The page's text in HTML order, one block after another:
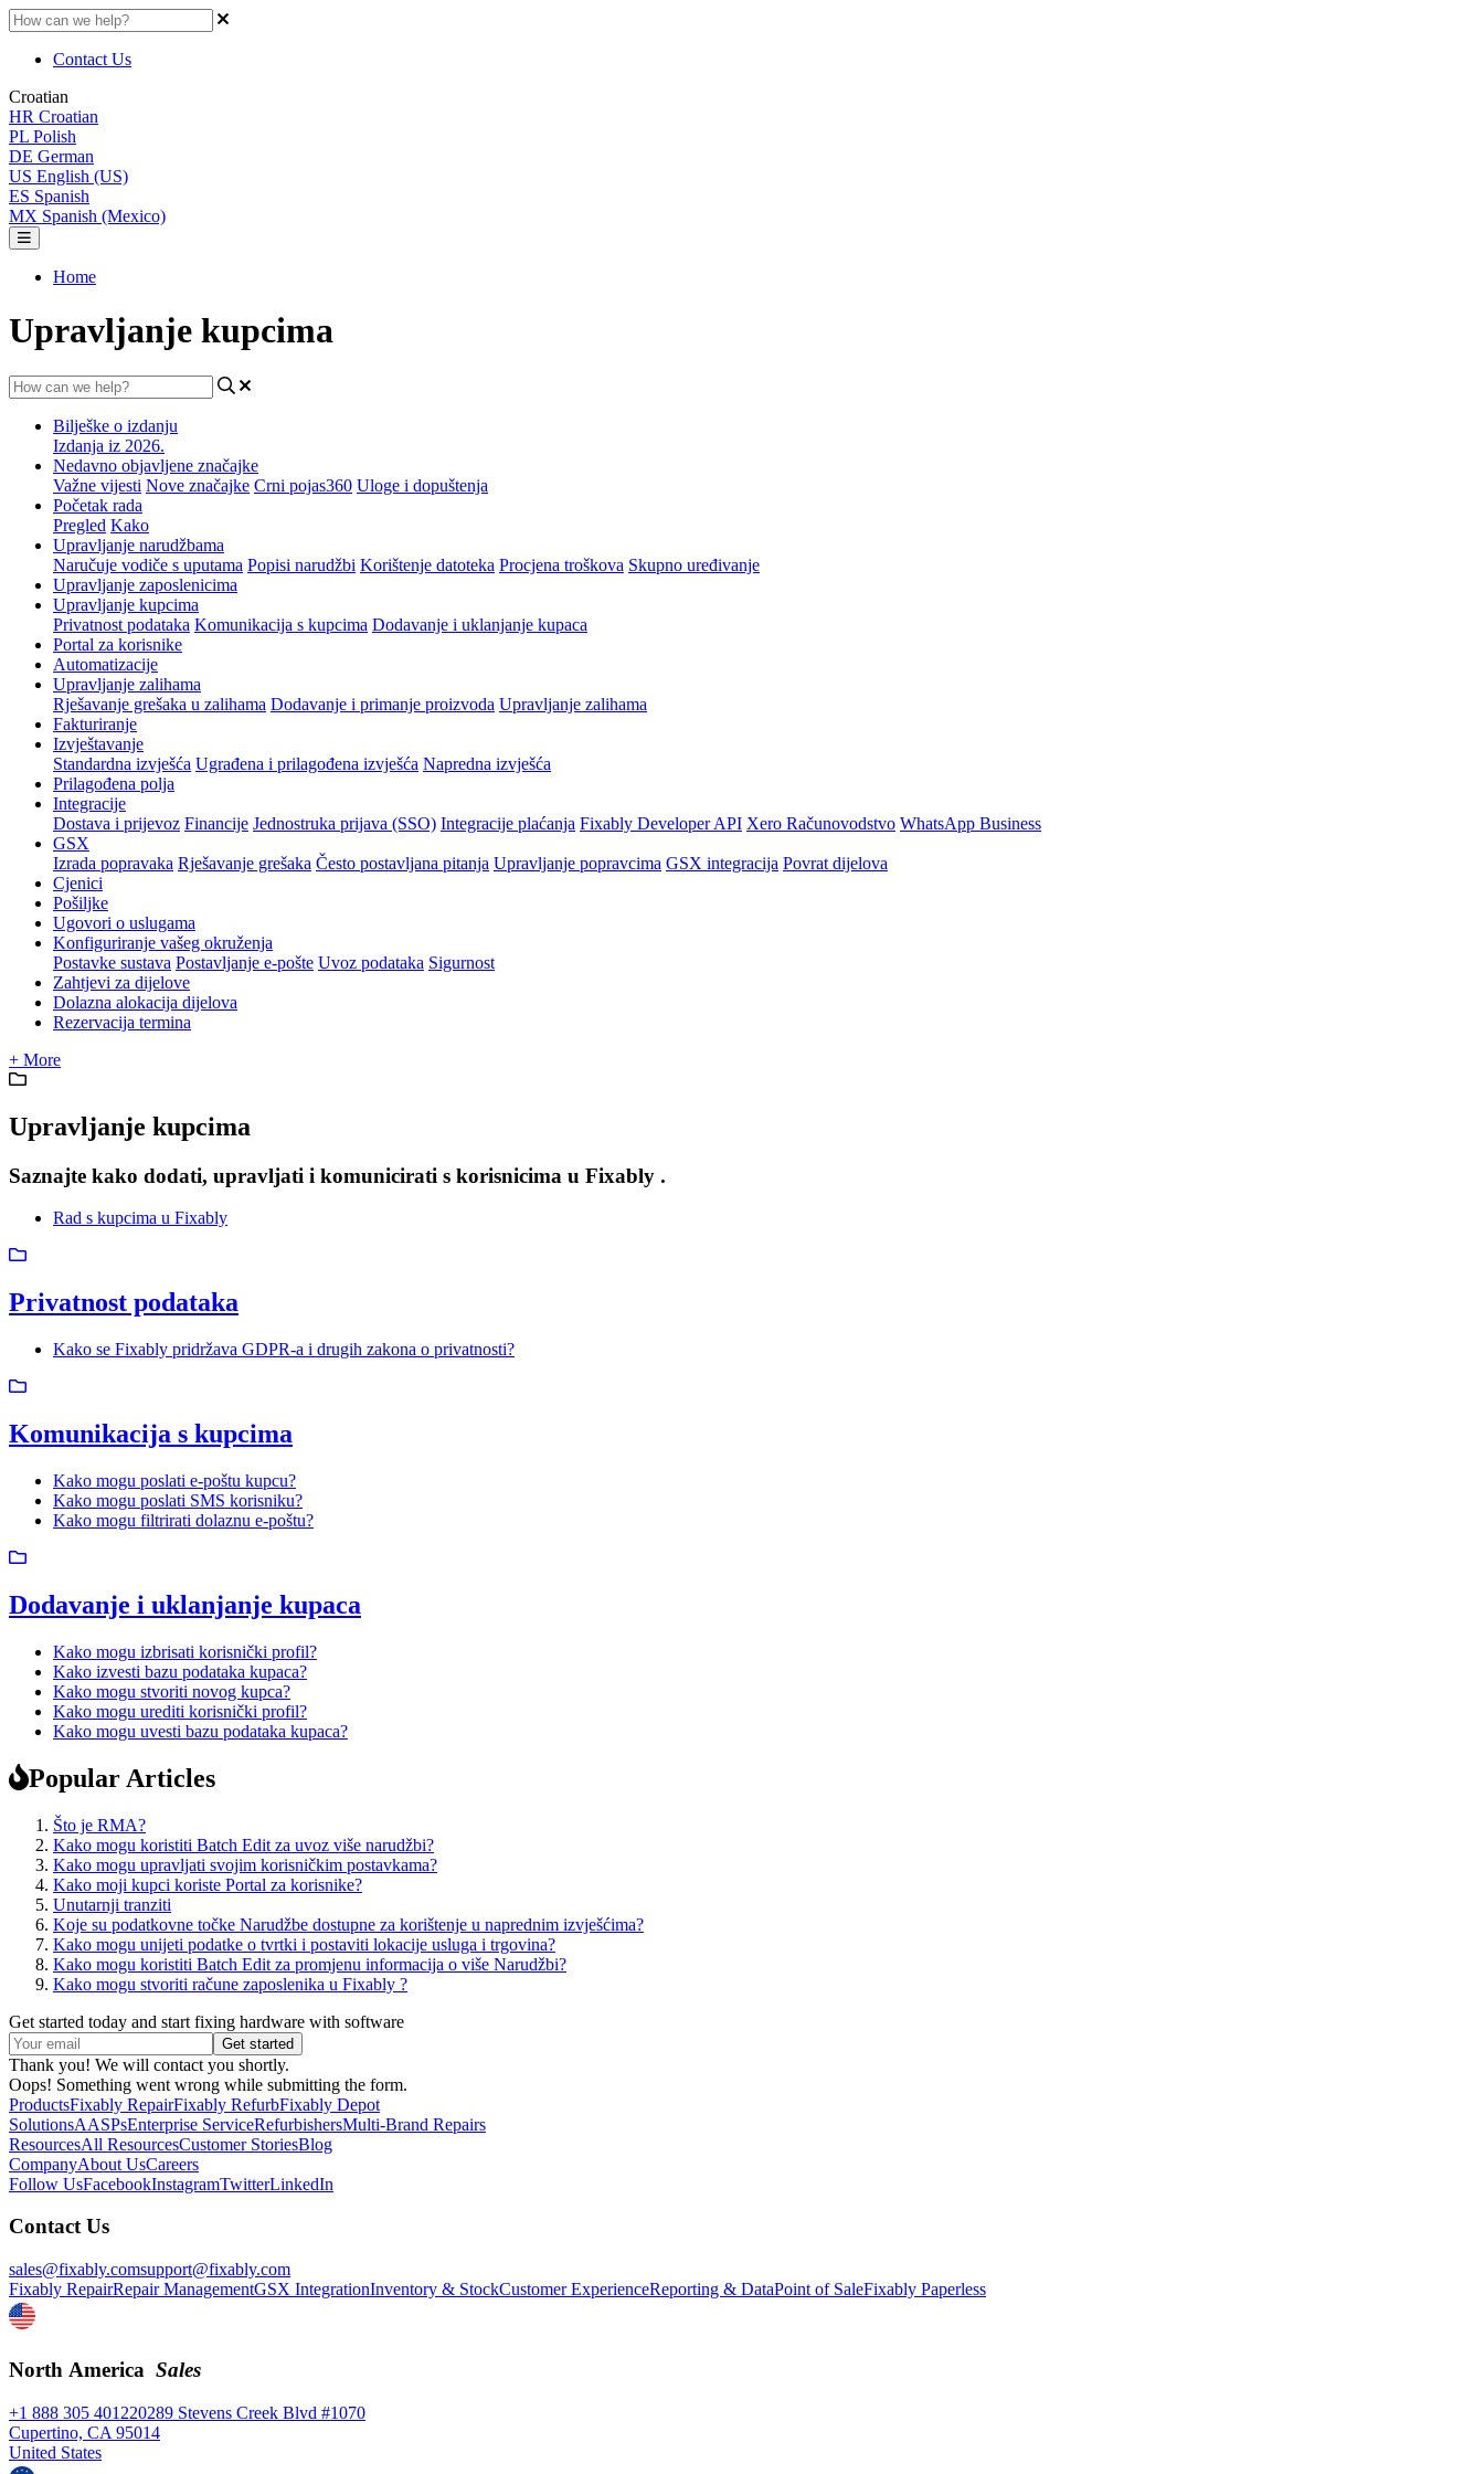
Contact Us
Croatian
HR Croatian
PL Polish
DE German
US English (US)
ES Spanish
MX Spanish (Mexico)
Home
Upravljanje kupcima
Bilješke o izdanju
Izdanja iz 2026.
Nedavno objavljene značajke
Važne vijesti Nove značajke Crni pojas360 Uloge i dopuštenja
Početak rada
Pregled Kako
Upravljanje narudžbama
Naručuje vodiče s uputama Popisi narudžbi Korištenje datoteka Procjena troškova Skupno uređivanje
Upravljanje zaposlenicima
Upravljanje kupcima
Privatnost podataka Komunikacija s kupcima Dodavanje i uklanjanje kupaca
Portal za korisnike
Automatizacije
Upravljanje zalihama
Rješavanje grešaka u zalihama Dodavanje i primanje proizvoda Upravljanje zalihama
Fakturiranje
Izvještavanje
Standardna izvješća Ugrađena i prilagođena izvješća Napredna izvješća
Prilagođena polja
Integracije
Dostava i prijevoz Financije Jednostruka prijava (SSO) Integracije plaćanja Fixably Developer API Xero Računovodstvo WhatsApp Business
GSX
Izrada popravaka Rješavanje grešaka Često postavljana pitanja Upravljanje popravcima GSX integracija Povrat dijelova
Cjenici
Pošiljke
Ugovori o uslugama
Konfiguriranje vašeg okruženja
Postavke sustava Postavljanje e-pošte Uvoz podataka Sigurnost
Zahtjevi za dijelove
Dolazna alokacija dijelova
Rezervacija termina
+ More
Upravljanje kupcima
Saznajte kako dodati, upravljati i komunicirati s korisnicima u Fixably .
Rad s kupcima u Fixably
Privatnost podataka
Kako se Fixably pridržava GDPR-a i drugih zakona o privatnosti?
Komunikacija s kupcima
Kako mogu poslati e-poštu kupcu?
Kako mogu poslati SMS korisniku?
Kako mogu filtrirati dolaznu e-poštu?
Dodavanje i uklanjanje kupaca
Kako mogu izbrisati korisnički profil?
Kako izvesti bazu podataka kupaca?
Kako mogu stvoriti novog kupca?
Kako mogu urediti korisnički profil?
Kako mogu uvesti bazu podataka kupaca?
Popular Articles
Što je RMA?
Kako mogu koristiti Batch Edit za uvoz više narudžbi?
Kako mogu upravljati svojim korisničkim postavkama?
Kako moji kupci koriste Portal za korisnike?
Unutarnji tranziti
Koje su podatkovne točke Narudžbe dostupne za korištenje u naprednim izvješćima?
Kako mogu unijeti podatke o tvrtki i postaviti lokacije usluga i trgovina?
Kako mogu koristiti Batch Edit za promjenu informacija o više Narudžbi?
Kako mogu stvoriti račune zaposlenika u Fixably ?
Get started today and start fixing hardware with software
Thank you! We will contact you shortly.
Oops! Something went wrong while submitting the form.
ProductsFixably RepairFixably RefurbFixably Depot
SolutionsAASPsEnterprise ServiceRefurbishersMulti-Brand Repairs
ResourcesAll ResourcesCustomer StoriesBlog
CompanyAbout UsCareers
Follow UsFacebookInstagramTwitterLinkedIn
Contact Us
sales@fixably.comsupport@fixably.com
Fixably RepairRepair ManagementGSX IntegrationInventory & StockCustomer ExperienceReporting & DataPoint of SaleFixably Paperless
North America Sales
+1 888 305 401220289 Stevens Creek Blvd #1070
Cupertino, CA 95014
United States